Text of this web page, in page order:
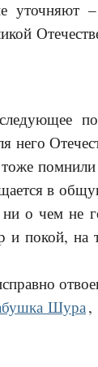
уточняют
в
о чем не
и покой, на
Шура,